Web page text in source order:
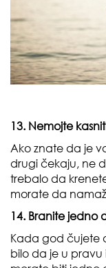
13. Nemojte
Ako znate da je
drugi čekaju, ne
trebalo da
morate da
14. Branite jedno
Kada god čujete
bilo da je u pravu